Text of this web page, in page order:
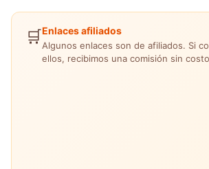
🛒Enlaces afiliados
Algunos enlaces son de afiliados. Si
ellos, recibimos una comisión sin